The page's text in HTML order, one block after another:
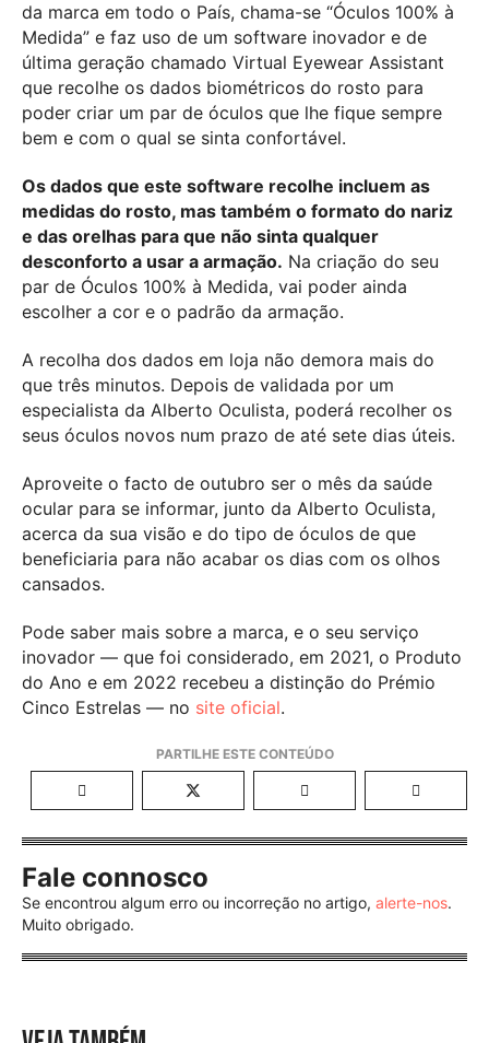
da marca em todo o País, chama-se “Óculos 100% à
Medida” e faz uso de um software inovador e de
última geração chamado Virtual Eyewear Assistant
que recolhe os dados biométricos do rosto para
poder criar um par de óculos que lhe fique sempre
bem e com o qual se sinta confortável.
Os dados que este software recolhe incluem as
medidas do rosto, mas também o formato do nariz
e das orelhas para que não sinta qualquer
desconforto a usar a armação. Na criação do seu
par de Óculos 100% à Medida, vai poder ainda
escolher a cor e o padrão da armação.
A recolha dos dados em loja não demora mais do
que três minutos. Depois de validada por um
especialista da Alberto Oculista, poderá recolher os
seus óculos novos num prazo de até sete dias úteis.
Aproveite o facto de outubro ser o mês da saúde
ocular para se informar, junto da Alberto Oculista,
acerca da sua visão e do tipo de óculos de que
beneficiaria para não acabar os dias com os olhos
cansados.
Pode saber mais sobre a marca, e o seu serviço
inovador — que foi considerado, em 2021, o Produto
do Ano e em 2022 recebeu a distinção do Prémio
Cinco Estrelas — no site oficial.
Fale connosco
Se encontrou algum erro ou incorreção no artigo, alerte-nos.
Muito obrigado.